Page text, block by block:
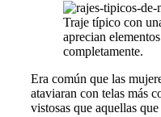
Traje típico con
aprecian
completamente.
Era común que las
ataviaran con telas más
vistosas que aquellas